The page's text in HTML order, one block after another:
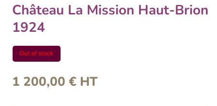
Château La Mission Haut-Brion
1924
Out of stock
1 200,00 € HT